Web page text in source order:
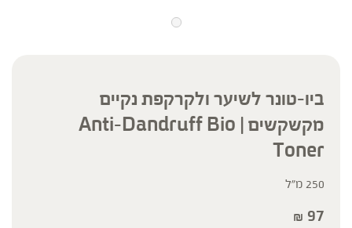
ביו-טונר לשיער ולקרקפת נקיים
מקשקשים | Anti-Dandruff Bio
Toner
250 מ"ל
₪ 97